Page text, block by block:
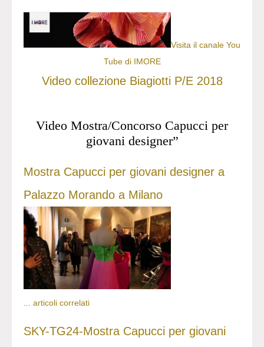
Visita il canale You
Tube di IMORE
Video collezione Biagiotti P/E 2018
Video Mostra/Concorso Capucci per
giovani designer”
Mostra Capucci per giovani designer a
Palazzo Morando a Milano
... articoli correlati
SKY-TG24-Mostra Capucci per giovani